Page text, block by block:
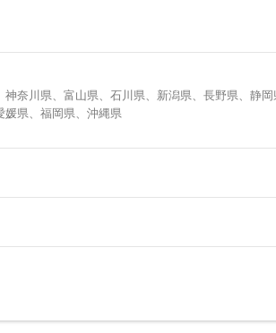
奈川県、富山県、石川県、新潟県、長野県、静
媛県、福岡県、沖縄県